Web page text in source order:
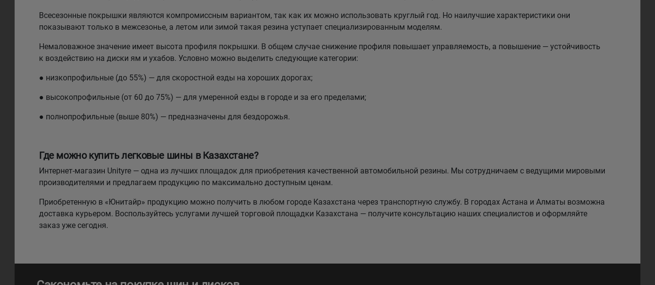
Всесезонные покрышки являются компромиссным вариантом, так как их можно использовать круглый год. Но наилучшие характеристики они
показывают только в межсезонье, а летом или зимой такая резина уступает специализированным моделям.
Немаловажное значение имеет высота профиля покрышки. В общем случае снижение профиля повышает управляемость, а повышение — устойчивость
к воздействию на диски ям и ухабов. Условно можно выделить следующие категории:
● низкопрофильные (до 55%) — для скоростной езды на хороших дорогах;
● высокопрофильные (от 60 до 75%) — для умеренной езды в городе и за его пределами;
● полнопрофильные (выше 80%) — предназначены для бездорожья.
Где можно купить легковые шины в Казахстане?
Интернет-магазин Unityre — одна из лучших площадок для приобретения качественной автомобильной резины. Мы сотрудничаем с ведущими мировыми
производителями и предлагаем продукцию по максимально доступным ценам.
Приобретенную в «Юнитайр» продукцию можно получить в любом городе Казахстана через транспортную службу. В городах Астана и Алматы возможна
доставка курьером. Воспользуйтесь услугами лучшей торговой площадки Казахстана — получите консультацию наших специалистов и оформляйте
заказ уже сегодня.